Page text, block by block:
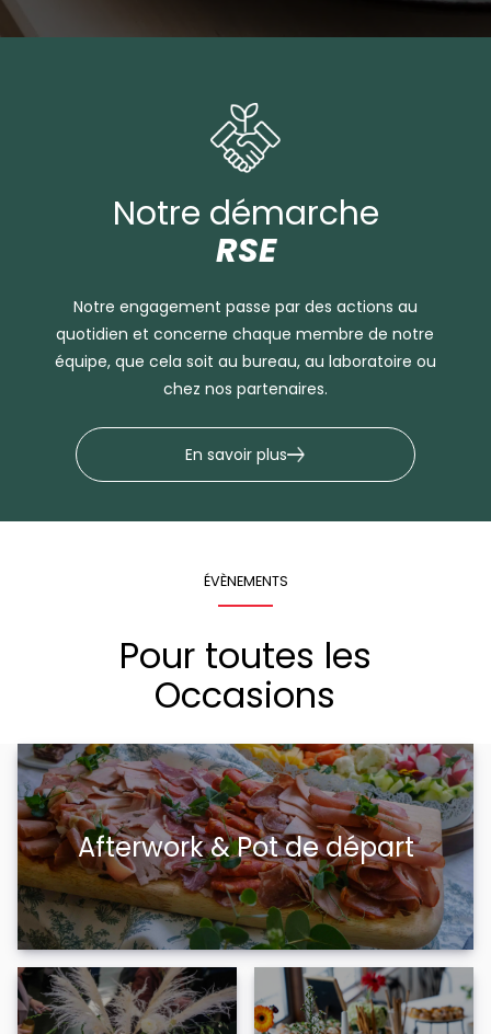
Notre démarche
RSE
Notre engagement passe par des actions au
quotidien et concerne chaque membre de notre
équipe, que cela soit au bureau, au laboratoire ou
chez nos partenaires.
En savoir plus
ÉVÈNEMENTS
Pour toutes les
Occasions
Afterwork & Pot de départ